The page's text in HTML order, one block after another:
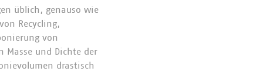
üblich, genauso wie
Recycling,
von
Masse und Dichte der
drastisch